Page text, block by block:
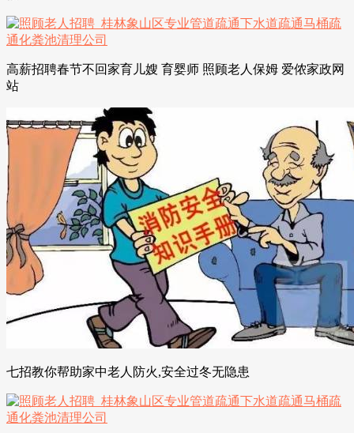
高薪招聘春节不回家育儿嫂 育婴师 照顾老人保姆 爱侬家政网
站
七招教你帮助家中老人防火,安全过冬无隐患